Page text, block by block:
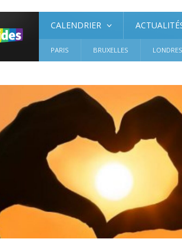
CALENDRIER
PARIS BRUXELLES LONDRES